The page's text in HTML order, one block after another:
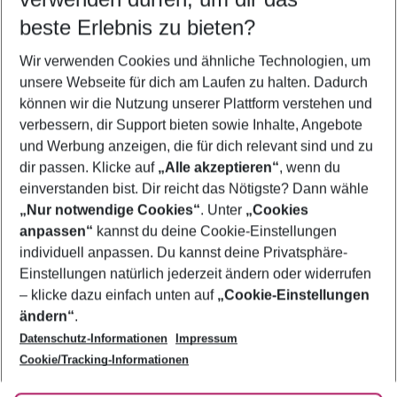
5-8 Nächte
2 Erwachsene Keine Kinder
Mehr Filter anzeigen
Footer
Footer navigation
Über uns
AGB
Bestpreisgarantie
Cookie-Einstellungen ändern
Cookie-Richtlinie
Agenturbetreuung
Barrierefreies Reisen
Folge uns
beste Erlebnis zu bieten?
Wir verwenden Cookies und ähnliche Technologien, um
unsere Webseite für dich am Laufen zu halten. Dadurch
können wir die Nutzung unserer Plattform verstehen und
verbessern, dir Support bieten sowie Inhalte, Angebote
und Werbung anzeigen, die für dich relevant sind und zu
dir passen. Klicke auf „Alle akzeptieren“, wenn du
einverstanden bist. Dir reicht das Nötigste? Dann wähle
„Nur notwendige Cookies“. Unter „Cookies
anpassen“ kannst du deine Cookie-Einstellungen
individuell anpassen. Du kannst deine Privatsphäre-
Einstellungen natürlich jederzeit ändern oder widerrufen
– klicke dazu einfach unten auf „Cookie-Einstellungen
ändern“.
Datenschutz-Informationen
Impressum
Cookie/Tracking-Informationen